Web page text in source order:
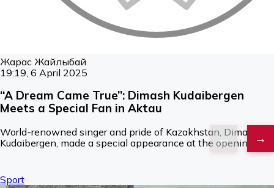
Жарас Жайлыбай
19:19, 6 April 2025
“A Dream Came True”: Dimash Kudaibergen
Meets a Special Fan in Aktau
World-renowned singer and pride of Kazakhstan, Dimash
Kudaibergen, made a special appearance at the opening
ceremony of “Aktau – Cultural Capital of the Turkic World”
meeting.After the official event, Dimash met with a 23-
Sport